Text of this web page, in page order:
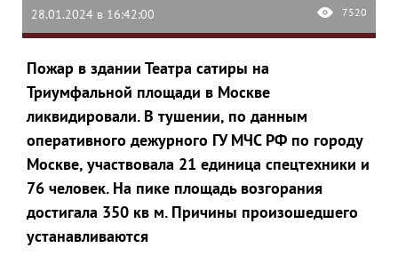
28.01.2024 в 16:42:00 7520
Пожар в здании Театра сатиры на
Триумфальной площади в Москве
ликвидировали. В тушении, по данным
оперативного дежурного ГУ МЧС РФ по городу
Москве, участвовала 21 единица спецтехники и
76 человек. На пике площадь возгорания
достигала 350 кв м. Причины произошедшего
устанавливаются